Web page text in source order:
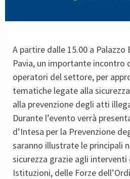
A partire dalle 15.00 a
Pavia, un importante
operatori del settore, per
tematiche legate alla
alla prevenzione degli atti
Durante l’evento verrà
d’Intesa per la Prevenzione
saranno illustrate le principali
sicurezza grazie agli
Istituzioni, delle Forze